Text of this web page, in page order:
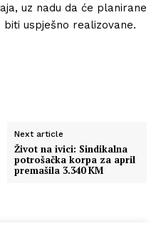
uz nadu da će planirane
uspješno realizovane.
Next article
Život na ivici: Sindikalna
potrošačka korpa za april
premašila 3.340 KM